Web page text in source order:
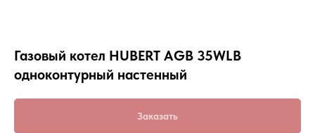
Газовый котел HUBERT AGB 35WLB
одноконтурный настенный
Заказать